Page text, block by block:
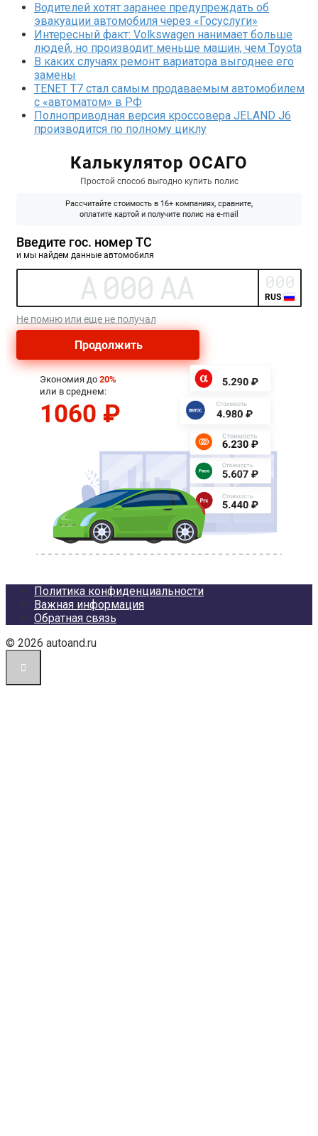
Водителей хотят заранее предупреждать об
эвакуации автомобиля через «Госуслуги»
Интересный факт: Volkswagen нанимает больше
людей, но производит меньше машин, чем Toyota
В каких случаях ремонт вариатора выгоднее его
замены
TENET T7 стал самым продаваемым автомобилем
с «автоматом» в РФ
Полноприводная версия кроссовера JELAND J6
производится по полному циклу
Политика конфиденциальности
Важная информация
Обратная связь
© 2026 autoand.ru